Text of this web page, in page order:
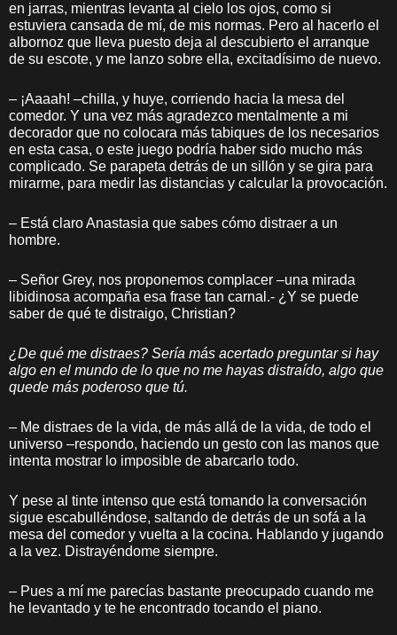
en jarras, mientras levanta al cielo los ojos, como si
estuviera cansada de mí, de mis normas. Pero al hacerlo el
albornoz que lleva puesto deja al descubierto el arranque
de su escote, y me lanzo sobre ella, excitadísimo de nuevo.
– ¡Aaaah! –chilla, y huye, corriendo hacia la mesa del
comedor. Y una vez más agradezco mentalmente a mi
decorador que no colocara más tabiques de los necesarios
en esta casa, o este juego podría haber sido mucho más
complicado. Se parapeta detrás de un sillón y se gira para
mirarme, para medir las distancias y calcular la provocación.
– Está claro Anastasia que sabes cómo distraer a un
hombre.
– Señor Grey, nos proponemos complacer –una mirada
libidinosa acompaña esa frase tan carnal.- ¿Y se puede
saber de qué te distraigo, Christian?
¿De qué me distraes? Sería más acertado preguntar si hay
algo en el mundo de lo que no me hayas distraído, algo que
quede más poderoso que tú.
– Me distraes de la vida, de más allá de la vida, de todo el
universo –respondo, haciendo un gesto con las manos que
intenta mostrar lo imposible de abarcarlo todo.
Y pese al tinte intenso que está tomando la conversación
sigue escabulléndose, saltando de detrás de un sofá a la
mesa del comedor y vuelta a la cocina. Hablando y jugando
a la vez. Distrayéndome siempre.
– Pues a mí me parecías bastante preocupado cuando me
he levantado y te he encontrado tocando el piano.